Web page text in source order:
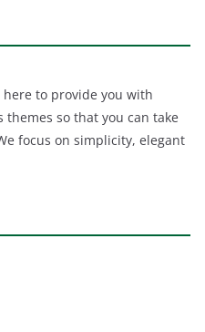
here to provide you with
themes so that you can take
focus on simplicity, elegant